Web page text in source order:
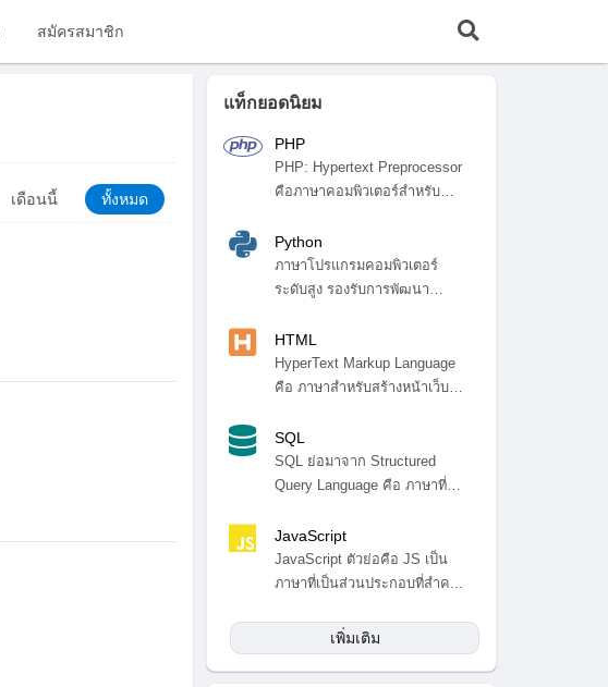
สมัครสมาชิก
ทั้งหมด
เดือนนี้
แท็กยอดนิยม
PHP
PHP: Hypertext Preprocessor
คือภาษาคอมพิวเตอร์สำหรับ
Python
ภาษาโปรแกรมคอมพิวเตอร์
ระดับสูง รองรับการพัฒนา
HTML
HyperText Markup Language
คือ ภาษาสำหรับสร้างหน้าเว็บ
SQL
SQL ย่อมาจาก Structured
Query Language คือ ภาษาที่ใช้
JavaScript
JavaScript ตัวย่อคือ JS เป็น
ภาษาที่เป็นส่วนประกอบที่สำค...
เพิ่มเติม